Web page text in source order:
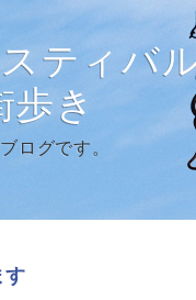
ティバ
き
ログです。
す